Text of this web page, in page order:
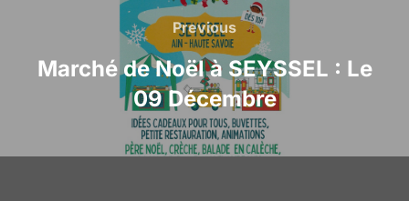
Previous
Marché de Noël à SEYSSEL : Le
09 Décembre